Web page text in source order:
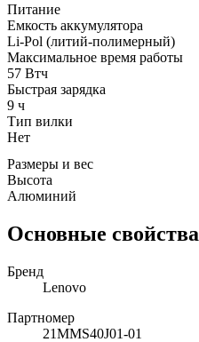
Питание
Емкость аккумулятора
Li-Pol (литий-полимерный)
Максимальное время работы
57 Втч
Быстрая зарядка
9 ч
Тип вилки
Нет
Размеры и вес
Высота
Алюминий
Основные свойства
Бренд
Lenovo
Партномер
21MMS40J01-01